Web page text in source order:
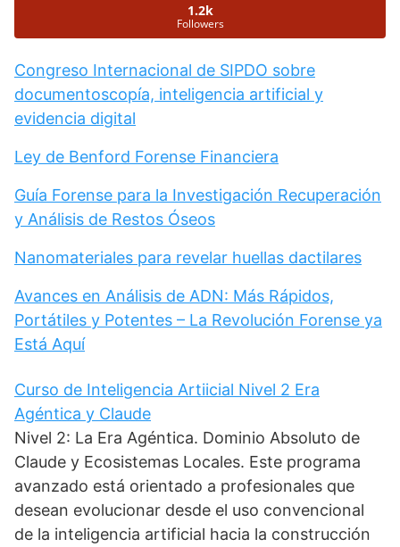
1.2k
Followers
Congreso Internacional de SIPDO sobre
documentoscopía, inteligencia artificial y
evidencia digital
Ley de Benford Forense Financiera
Guía Forense para la Investigación Recuperación
y Análisis de Restos Óseos
Nanomateriales para revelar huellas dactilares
Avances en Análisis de ADN: Más Rápidos,
Portátiles y Potentes – La Revolución Forense ya
Está Aquí
Curso de Inteligencia Artiicial Nivel 2 Era
Agéntica y Claude
Nivel 2: La Era Agéntica. Dominio Absoluto de
Claude y Ecosistemas Locales. Este programa
avanzado está orientado a profesionales que
desean evolucionar desde el uso convencional
de la inteligencia artificial hacia la construcción